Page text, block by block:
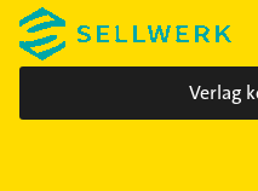
Verlag